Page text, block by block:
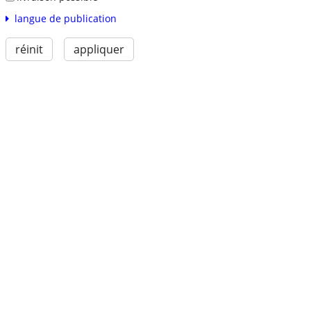
langue de publication
réinit appliquer